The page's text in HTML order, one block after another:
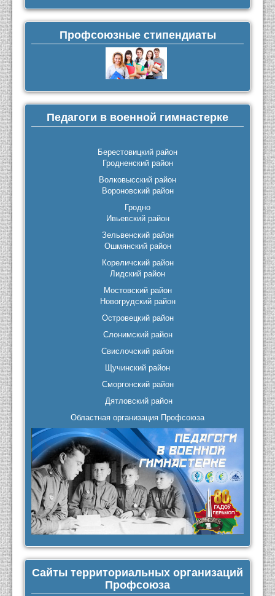
Профсоюзные стипендиаты
Педагоги в военной гимнастерке
Берестовицкий район
Гродненский район
Волковысский район
Вороновский район
Гродно
Ивьевский район
Зельвенский район
Ошмянский район
Кореличский район
Лидский район
Мостовский район
Новогрудский район
Островецкий район
Слонимский район
Свислочский район
Щучинский район
Сморгонский район
Дятловский район
Областная организация Профсоюза
Сайты территориальных организаций
Профсоюза